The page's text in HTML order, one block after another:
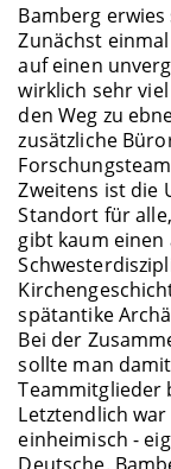
Bamberg
Zunächst
auf einen
wirklich sehr
den Weg zu
zusätzliche
Zweitens ist die
Standort für
gibt kaum
spätantike
Bei der
sollte man
Teammitglieder
Letztendlich
einheimisch -
Deutsche.